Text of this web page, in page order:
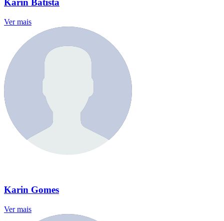
Karin Batista
Ver mais
Karin Gomes
Ver mais